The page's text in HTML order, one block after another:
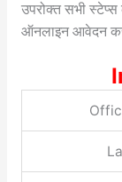
उपरोक्त सभी
ऑनलाइन आवेदन